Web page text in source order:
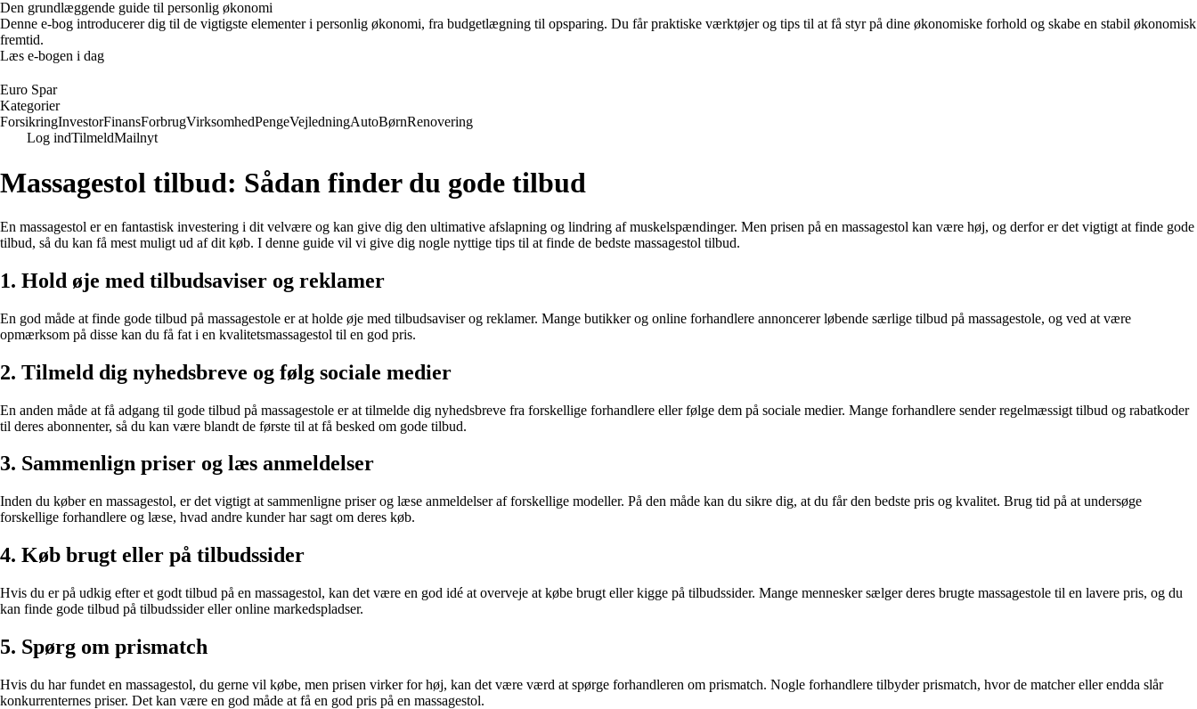
Den grundlæggende guide til personlig økonomi
Denne e-bog introducerer dig til de vigtigste elementer i personlig økonomi, fra budgetlægning til opsparing. Du får praktiske værktøjer og tips til at få styr på dine økonomiske forhold og skabe en stabil økonomisk
fremtid.
Læs e-bogen i dag
Euro Spar
Kategorier
ForsikringInvestorFinansForbrugVirksomhedPengeVejledningAutoBørnRenovering
Log indTilmeldMailnyt
Massagestol tilbud: Sådan finder du gode tilbud
En massagestol er en fantastisk investering i dit velvære og kan give dig den ultimative afslapning og lindring af muskelspændinger. Men prisen på en massagestol kan være høj, og derfor er det vigtigt at finde gode
tilbud, så du kan få mest muligt ud af dit køb. I denne guide vil vi give dig nogle nyttige tips til at finde de bedste massagestol tilbud.
1. Hold øje med tilbudsaviser og reklamer
En god måde at finde gode tilbud på massagestole er at holde øje med tilbudsaviser og reklamer. Mange butikker og online forhandlere annoncerer løbende særlige tilbud på massagestole, og ved at være
opmærksom på disse kan du få fat i en kvalitetsmassagestol til en god pris.
2. Tilmeld dig nyhedsbreve og følg sociale medier
En anden måde at få adgang til gode tilbud på massagestole er at tilmelde dig nyhedsbreve fra forskellige forhandlere eller følge dem på sociale medier. Mange forhandlere sender regelmæssigt tilbud og rabatkoder
til deres abonnenter, så du kan være blandt de første til at få besked om gode tilbud.
3. Sammenlign priser og læs anmeldelser
Inden du køber en massagestol, er det vigtigt at sammenligne priser og læse anmeldelser af forskellige modeller. På den måde kan du sikre dig, at du får den bedste pris og kvalitet. Brug tid på at undersøge
forskellige forhandlere og læse, hvad andre kunder har sagt om deres køb.
4. Køb brugt eller på tilbudssider
Hvis du er på udkig efter et godt tilbud på en massagestol, kan det være en god idé at overveje at købe brugt eller kigge på tilbudssider. Mange mennesker sælger deres brugte massagestole til en lavere pris, og du
kan finde gode tilbud på tilbudssider eller online markedspladser.
5. Spørg om prismatch
Hvis du har fundet en massagestol, du gerne vil købe, men prisen virker for høj, kan det være værd at spørge forhandleren om prismatch. Nogle forhandlere tilbyder prismatch, hvor de matcher eller endda slår
konkurrenternes priser. Det kan være en god måde at få en god pris på en massagestol.